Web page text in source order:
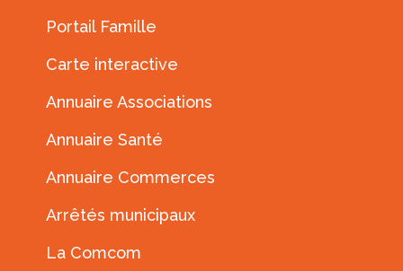
Portail Famille
Carte interactive
Annuaire Associations
Annuaire Santé
Annuaire Commerces
Arrêtés municipaux
La Comcom